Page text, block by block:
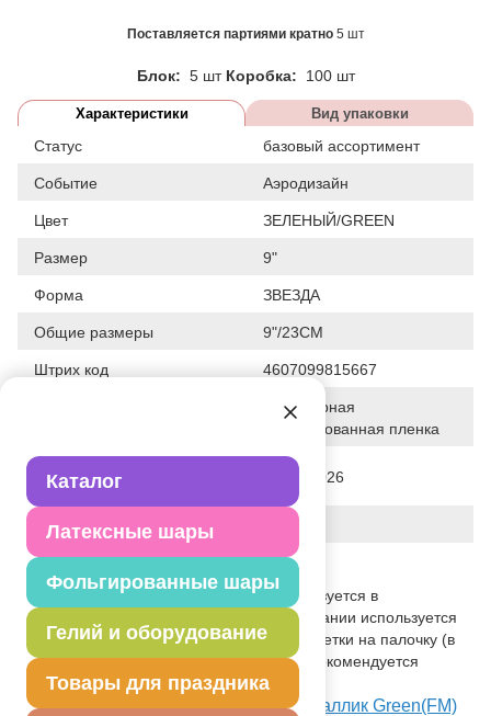
Каталог
Латексные шары
Фольгированные шары
Гелий и оборудование
Товары для праздника
Поставляется партиями кратно 5 шт
Блок: 5 шт Коробка: 100 шт
Характеристики Вид упаковки
Статус базовый ассортимент
Событие Аэродизайн
Цвет ЗЕЛЕНЫЙ/GREEN
Размер 9"
Форма ЗВЕЗДА
Общие размеры 9"/23СМ
Штрих код 4607099815667
Полимерная
фольгированная пленка
элемента
28-01-2026
Вес
Описание товара
Одноцветный шар, без рисунка, используется в
оформлениях, композициях. При надувании используется
только воздух. Крепятся с помощью розетки на палочку (в
комплект не входят). Для запаивания рекомендуется
использовать запайщик - 1307-0005.
Посмотреть Ф Б/РИС 9" ЗВЕЗДА Металлик Green(FM)